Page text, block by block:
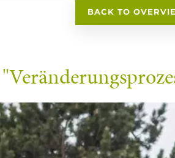
BACK TO